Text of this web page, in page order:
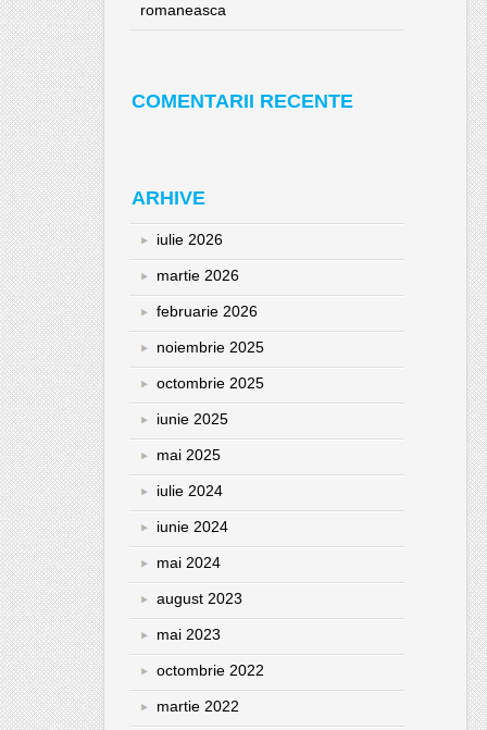
romaneasca
COMENTARII RECENTE
ARHIVE
iulie 2026
martie 2026
februarie 2026
noiembrie 2025
octombrie 2025
iunie 2025
mai 2025
iulie 2024
iunie 2024
mai 2024
august 2023
mai 2023
octombrie 2022
martie 2022